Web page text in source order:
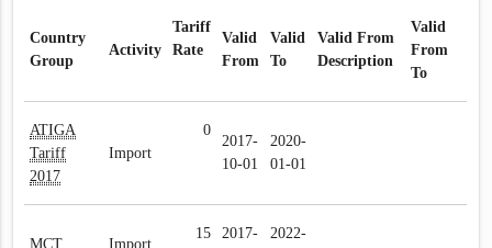
Country
Group
Activity
Tariff
Rate
Valid
From
Valid
To
Valid From
Description
Valid
From
To
ATIGA
Tariff
2017
Import
0
2017-
10-01
2020-
01-01
MCT Import
15
2017-
2022-